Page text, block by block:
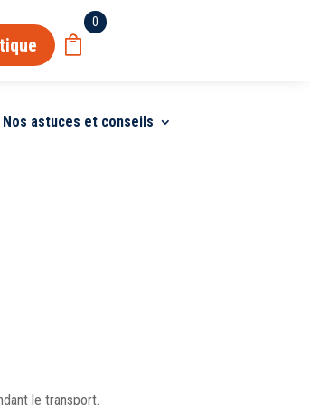
0
Nos astuces et conseils
le transport.